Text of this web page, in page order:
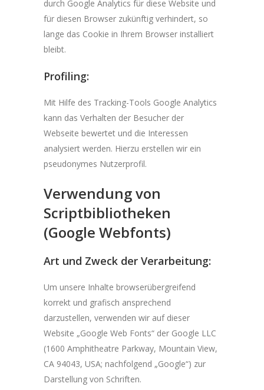
durch Google Analytics für diese Website und
für diesen Browser zukünftig verhindert, so
lange das Cookie in Ihrem Browser installiert
bleibt.
Profiling:
Mit Hilfe des Tracking-Tools Google Analytics
kann das Verhalten der Besucher der
Webseite bewertet und die Interessen
analysiert werden. Hierzu erstellen wir ein
pseudonymes Nutzerprofil.
Verwendung von
Scriptbibliotheken
(Google Webfonts)
Art und Zweck der Verarbeitung:
Um unsere Inhalte browserübergreifend
korrekt und grafisch ansprechend
darzustellen, verwenden wir auf dieser
Website „Google Web Fonts“ der Google LLC
(1600 Amphitheatre Parkway, Mountain View,
CA 94043, USA; nachfolgend „Google“) zur
Darstellung von Schriften.